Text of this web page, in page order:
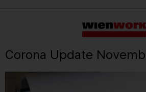
Barrierefreie
Sprachauswahl
Corona Update